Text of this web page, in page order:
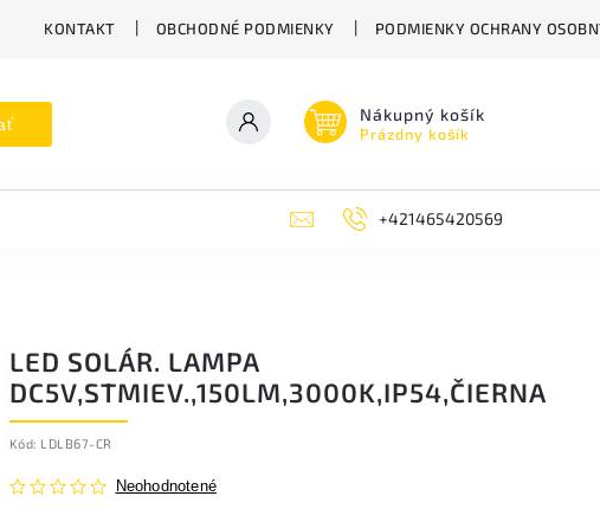
KONTAKT OBCHODNÉ PODMIENKY PODMIENKY OCHRANY
Nákupný košík
Prázdny košík
+421465420569
LED SOLÁR. LAMPA
DC5V,STMIEV.,150LM,3000K,IP54,ČIERNA
Kód: LDLB67-CR
Neohodnotené